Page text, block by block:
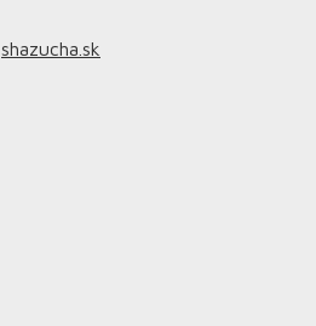
shazucha.sk